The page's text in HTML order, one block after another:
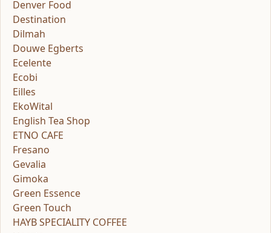
Denver Food
Destination
Dilmah
Douwe Egberts
Ecelente
Ecobi
Eilles
EkoWital
English Tea Shop
ETNO CAFE
Fresano
Gevalia
Gimoka
Green Essence
Green Touch
HAYB SPECIALITY COFFEE